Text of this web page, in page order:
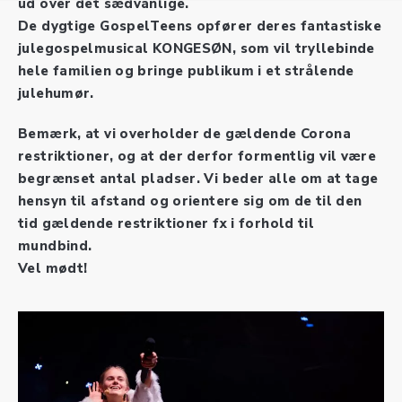
ud over det sædvanlige.
De dygtige GospelTeens opfører deres fantastiske
julegospelmusical KONGESØN, som vil tryllebinde
hele familien og bringe publikum i et strålende
julehumør.
Bemærk, at vi overholder de gældende Corona
restriktioner, og at der derfor formentlig vil være
begrænset antal pladser. Vi beder alle om at tage
hensyn til afstand og orientere sig om de til den
tid gældende restriktioner fx i forhold til
mundbind.
Vel mødt!